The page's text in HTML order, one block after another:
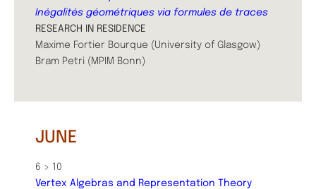
Inégalités géométriques via formules de traces
RESEARCH IN RESIDENCE
Maxime Fortier Bourque (University of Glasgow)
Bram Petri (MPIM Bonn)
JUNE
6 > 10
Vertex Algebras and Representation Theory